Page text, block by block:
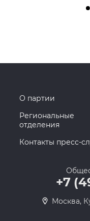
О партии
Региональные
отделения
Контакты пресс-
+7
Москва,